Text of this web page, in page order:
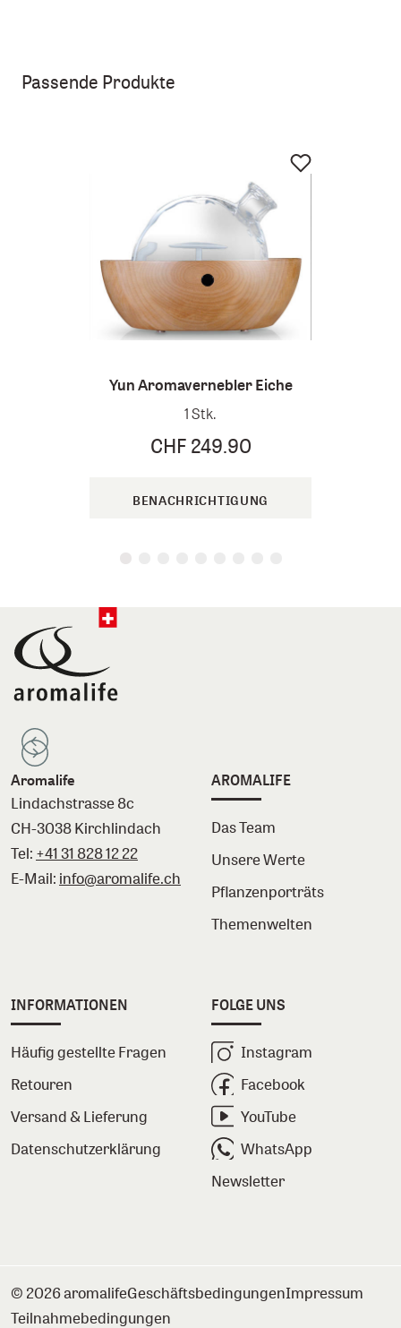
Passende Produkte
Yun Aromavernebler Eiche
1 Stk.
CHF 249.90
BENACHRICHTIGUNG
Aromalife
Lindachstrasse 8c
CH-3038 Kirchlindach
Tel: +41 31 828 12 22
E-Mail: info@aromalife.ch
AROMALIFE
Das Team
Unsere Werte
Pflanzenporträts
Themenwelten
INFORMATIONEN
Häufig gestellte Fragen
Retouren
Versand & Lieferung
Datenschutzerklärung
FOLGE UNS
Instagram
Facebook
YouTube
WhatsApp
Newsletter
© 2026 aromalifeGeschäftsbedingungenImpressum
Teilnahmebedingungen